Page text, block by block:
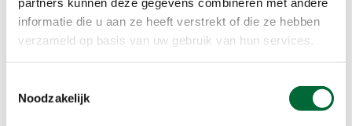
informatie die u aan ze heeft verstrekt of die ze hebben
verzameld op basis van uw gebruik van hun services.
Noodzakelijk
6944 JB De Steeg.
Beekhuizense Beek